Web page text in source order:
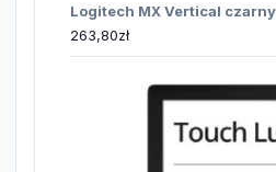
Logitech MX Vertical
263,80zł